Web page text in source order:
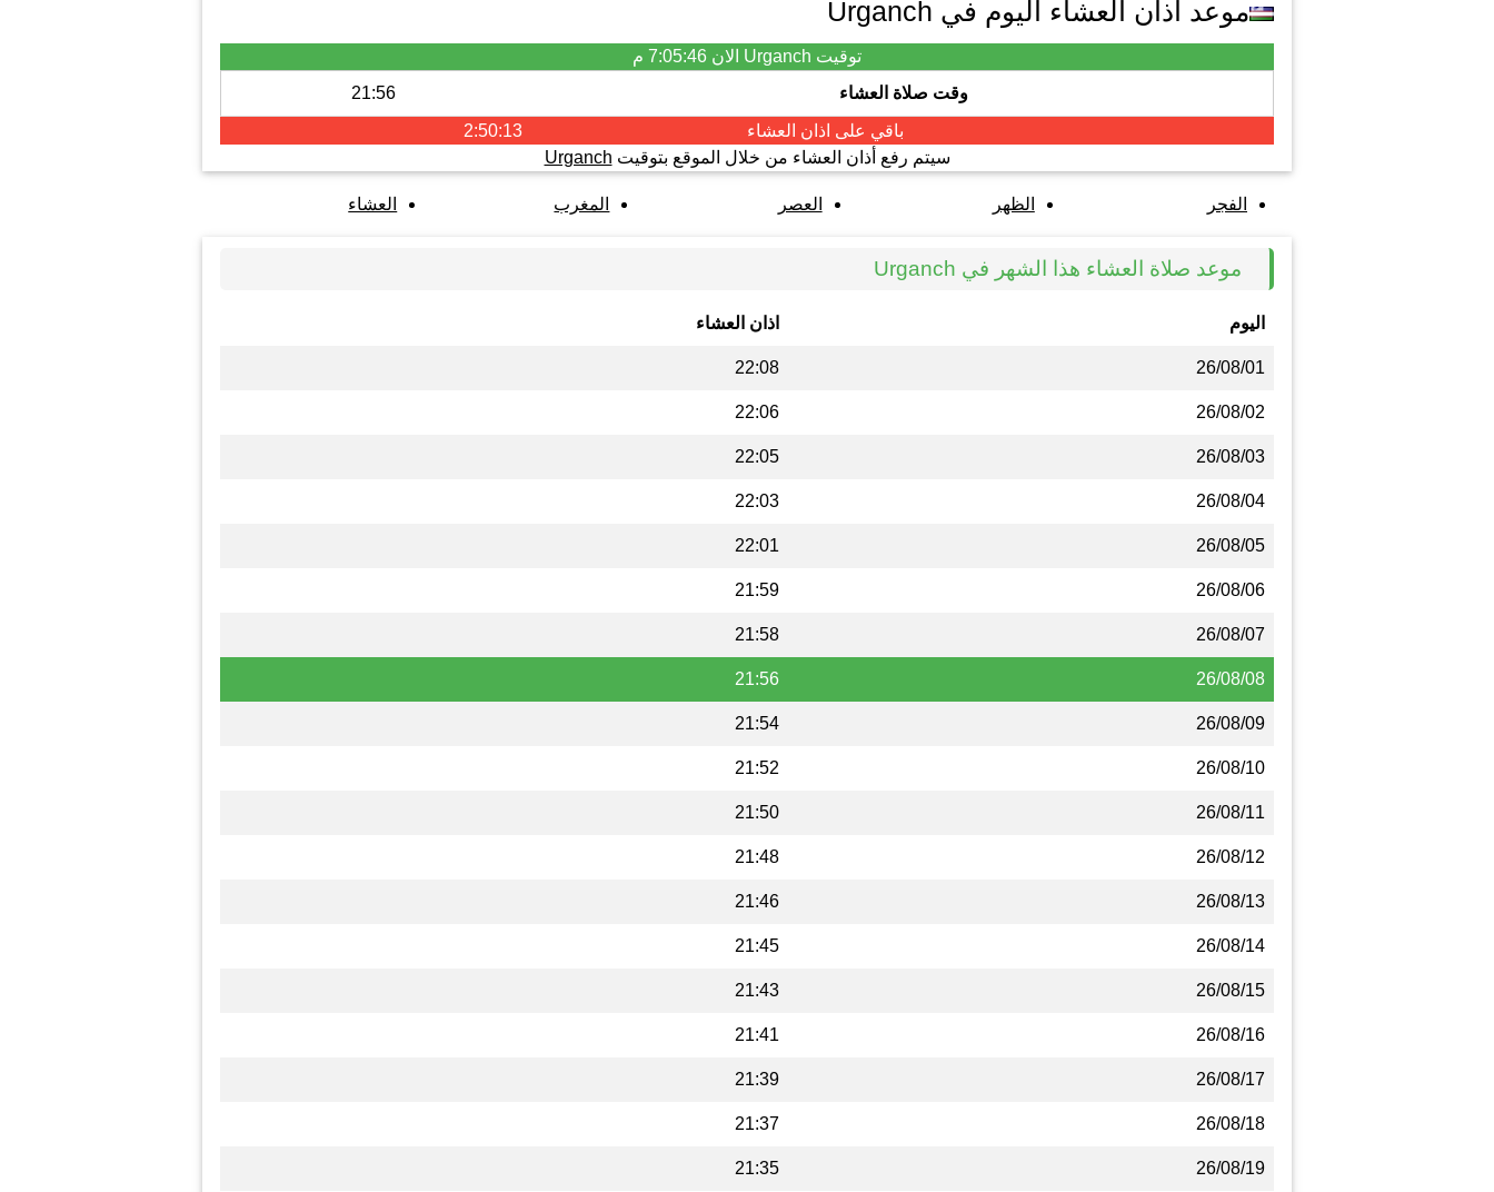
موعد اذان العشاء اليوم في Urganch
توقيت Urganch الان
7:05:46 م
وقت صلاة العشاء
21:56
باقي على اذان العشاء
2:50:12
سيتم رفع أذان العشاء من خلال الموقع بتوقيت Urganch
الفجر الظهر العصر المغرب العشاء
موعد صلاة العشاء هذا الشهر في Urganch
اليوم اذان العشاء
26/08/01
22:08
26/08/02
22:06
26/08/03
22:05
26/08/04
22:03
26/08/05
22:01
26/08/06
21:59
26/08/07
21:58
26/08/08
21:56
26/08/09
21:54
26/08/10
21:52
26/08/11
21:50
26/08/12
21:48
26/08/13
21:46
26/08/14
21:45
26/08/15
21:43
26/08/16
21:41
26/08/17
21:39
26/08/18
21:37
26/08/19
21:35